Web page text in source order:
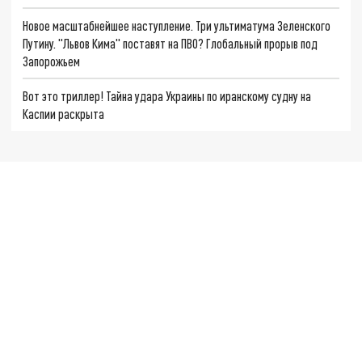
Новое масштабнейшее наступление. Три ультиматума Зеленского
Путину. "Львов Кима" поставят на ПВО? Глобальный прорыв под
Запорожьем
Вот это триллер! Тайна удара Украины по иранскому судну на
Каспии раскрыта